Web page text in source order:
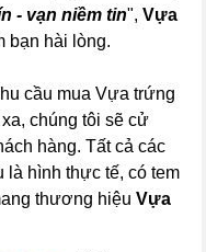
- vạn niềm tin",Vựa
bạn hài lòng.
cầu mua Vựa trứng
chúng tôi sẽ cử
hàng. Tất cả các
là hình thực tế, có tem
thương hiệuVựa